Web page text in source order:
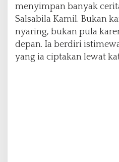
menyimpan banyak
Salsabila Kamil. Bukan
nyaring, bukan pula
depan. Ia berdiri
yang ia ciptakan lewat